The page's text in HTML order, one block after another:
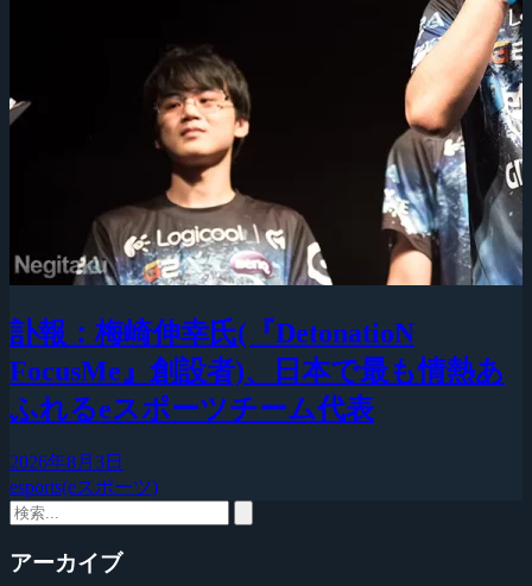
訃報：梅崎伸幸氏(『DetonatioN
FocusMe』創設者)、日本で最も情熱あ
ふれるeスポーツチーム代表
2026年8月3日
esports(eスポーツ)
アーカイブ